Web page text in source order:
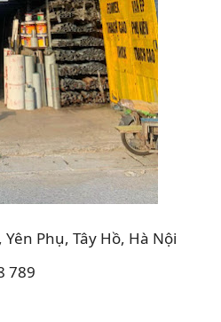
Phụ, Tây Hồ, Hà Nội
789